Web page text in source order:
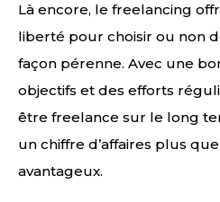
Là encore, le freelancing
liberté pour choisir ou non
façon pérenne. Avec une
objectifs et des efforts
être freelance sur le long
un chiffre d’affaires plus
avantageux.